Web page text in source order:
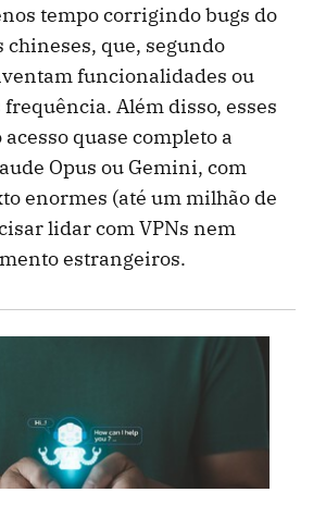
tempo corrigindo bugs do
chineses, que, segundo
funcionalidades ou
Além disso, esses
quase completo a
Opus ou Gemini, com
enormes (até um milhão de
lidar com VPNs nem
estrangeiros.